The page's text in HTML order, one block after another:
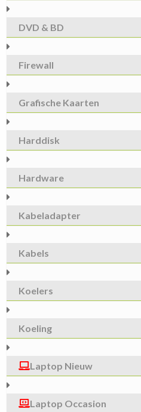
DVD & BD
Firewall
Grafische Kaarten
Harddisk
Hardware
Kabeladapter
Kabels
Koelers
Koeling
Laptop Nieuw
Laptop Occasion